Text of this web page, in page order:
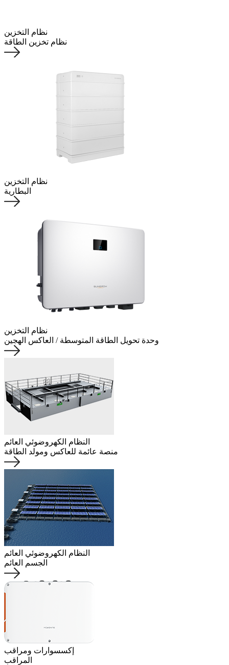
نظام التخزين
نظام تخزین الطاقة
نظام التخزين
البطاریة
نظام التخزين
وحدة تحويل الطاقة المتوسطة / العاكس الهجين
النظام الكهروضوئي العائم
منصة عائمة للعاكس ومولد الطاقة
النظام الكهروضوئي العائم
الجسم العائم
إكسسوارات ومراقب
المراقب